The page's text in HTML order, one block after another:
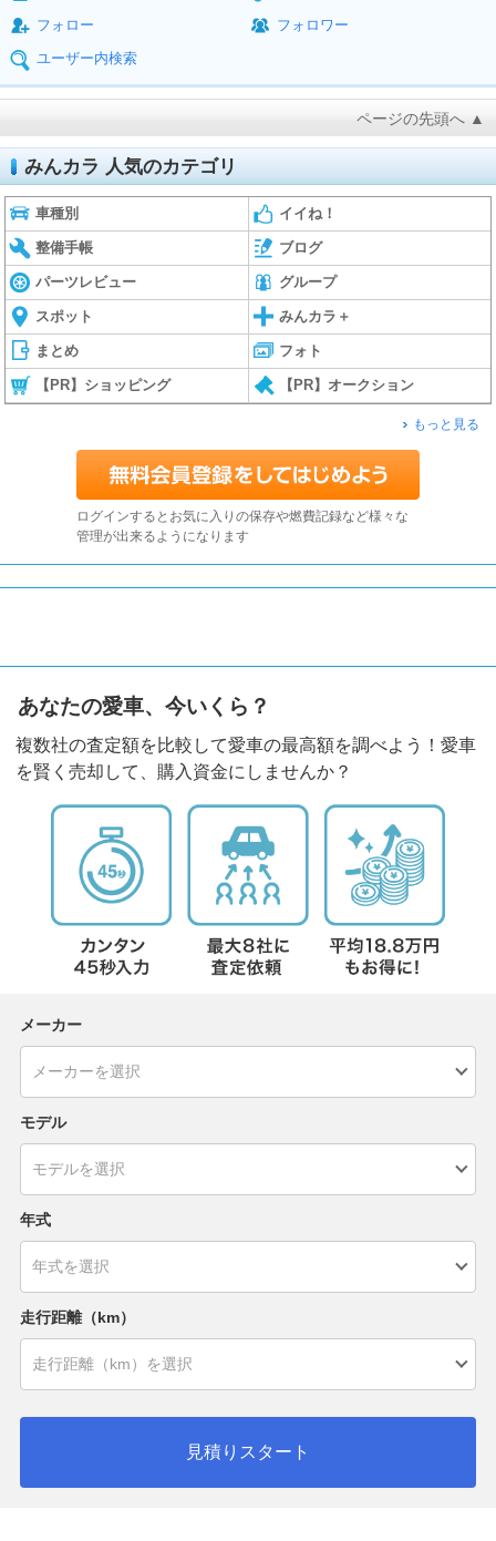
フォロー
フォロワー
ユーザー内検索
ページの先頭へ ▲
みんカラ 人気のカテゴリ
車種別 イイね！
整備手帳 ブログ
パーツレビュー グループ
スポット みんカラ＋
まとめ フォト
【PR】ショッピング 【PR】オークション
もっと見る
ログインするとお気に入りの保存や燃費記録など様々な
管理が出来るようになります
あなたの愛車、今いくら？
複数社の査定額を比較して愛車の最高額を調べよう！愛車
を賢く売却して、購入資金にしませんか？
メーカー
モデル
年式
走行距離（km）
見積りスタート